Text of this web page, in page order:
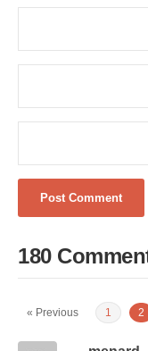
180
« Previous 1 2